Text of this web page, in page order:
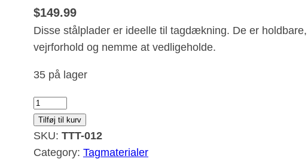
$149.99
Disse stålplader er ideelle til tagdækning. De er
vejrforhold og nemme at vedligeholde.
35 på lager
S
t
å
l
Tilføj til kurv
SKU: TTT-012
Category: Tagmaterialer